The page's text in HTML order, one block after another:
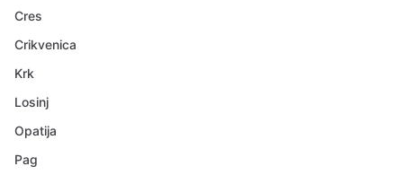
Cres
Crikvenica
Krk
Losinj
Opatija
Pag